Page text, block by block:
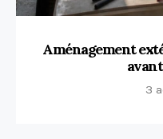
Aménagement
3